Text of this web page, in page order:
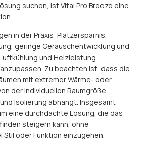
suchen, ist Vital Pro Breeze eine
in der Praxis: Platzersparnis,
geringe Geräuschentwicklung und
und Heizleistung
Zu beachten ist, dass die
mit extremer Wärme- oder
der individuellen Raumgröße,
Isolierung abhängt. Insgesamt
eine durchdachte Lösung, die das
steigern kann, ohne
Stil oder Funktion einzugehen.